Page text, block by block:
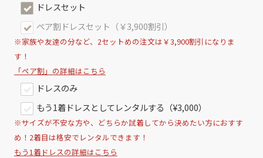
ドレスセット
ペア割ドレスセット（￥3,900割引）
※家族や友達の分など、2セットめの注文は￥3,900割引になりま
す！
「ペア割」の詳細はこちら
ドレスのみ
もう1着ドレスとしてレンタルする（¥3,000）
※サイズが不安な方や、どちらか試着してから決めたい方におすす
め！2着目は格安でレンタルできます！
もう1着ドレスの詳細はこちら